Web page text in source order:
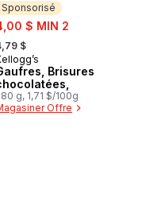
Sponsorisé
$ MIN 2
formerly:
$
Brisures
g, 1,71 $/100g
Offre